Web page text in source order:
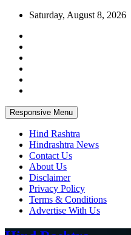
Skip
content
Saturday, August 8, 2026
Responsive Menu
Hind Rashtra
Hindrashtra News
Contact Us
About Us
Disclaimer
Privacy Policy
Terms & Conditions
Advertise With Us